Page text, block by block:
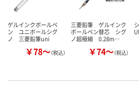
ゲルインクボールペ
ン ユニボールシグ
ノ 三菱鉛筆uni
￥78～（税込）
三菱鉛筆 ゲルインク
ボールペン替芯 シグ
ノ超極細 0.28m…
￥74～（税込）